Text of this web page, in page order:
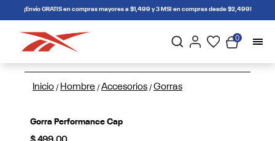
connectif¡Envío GRATIS en compras mayores a $1,499 y 3 MSI en compras desde $2,499!
0
Inicio / Hombre / Accesorios / Gorras
Gorra Performance Cap